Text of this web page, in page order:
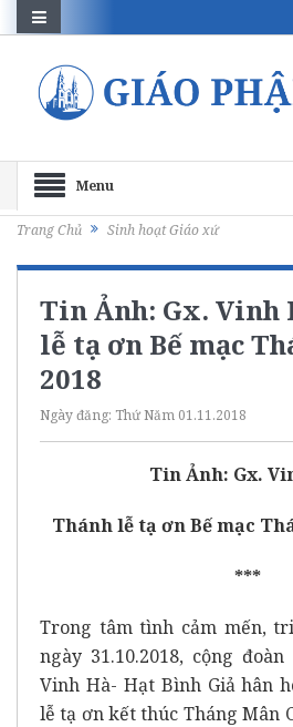
Menu
Trang Chủ Sinh hoạt Giáo xứ
Tin Ảnh: Gx. Vinh
lễ tạ ơn Bế mạc
2018
Ngày đăng: Thứ Năm 01.11.2018
Tin Ảnh: Gx.
Thánh lễ tạ ơn Bế mạc
***
Trong tâm tình cảm mến,
ngày 31.10.2018, cộng
Vinh Hà- Hạt Bình Giả hân
lễ tạ ơn kết thúc Tháng Mân